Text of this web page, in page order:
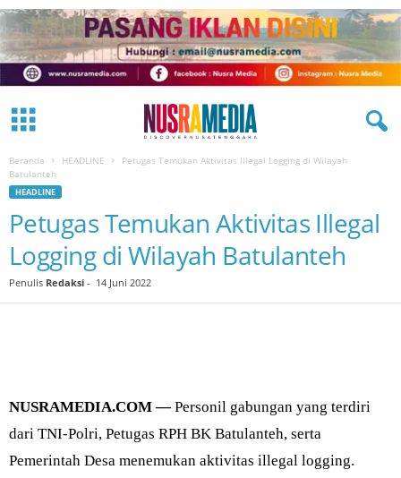
Beranda HEADLINE
Petugas Temukan Aktivitas Illegal Logging di Wilayah
Batulanteh
HEADLINE
Petugas Temukan Aktivitas Illegal
Logging di Wilayah Batulanteh
Penulis Redaksi - 14 Juni 2022
NUSRAMEDIA.COM —Personil gabungan yang terdiri
dari TNI-Polri, Petugas RPH BK Batulanteh, serta
Pemerintah Desa menemukan aktivitas illegal logging.